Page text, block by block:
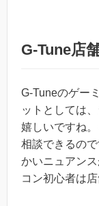
G-Tune店
G-Tuneのゲー
ットとしては
嬉しいですね
相談できるの
かいニュアン
コン初心者は